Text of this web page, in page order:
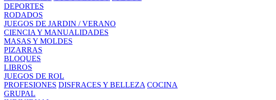
DEPORTES
RODADOS
JUEGOS DE JARDIN / VERANO
CIENCIA Y MANUALIDADES
MASAS Y MOLDES
PIZARRAS
BLOQUES
LIBROS
JUEGOS DE ROL
PROFESIONES DISFRACES Y BELLEZA COCINA
GRUPAL